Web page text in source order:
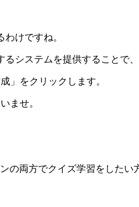
けですね。
システムを提供することで
」をクリックします。
ませ。
の両方でクイズ学習をしたい